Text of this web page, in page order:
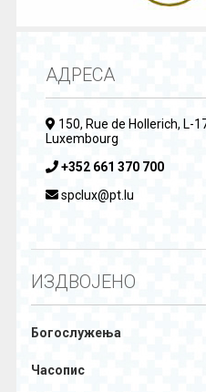
АДРЕСА
150, Rue de Hollerich, L-
Luxembourg
+352 661 370 700
spclux@pt.lu
ИЗДВОЈЕНО
Богослужења
Часопис